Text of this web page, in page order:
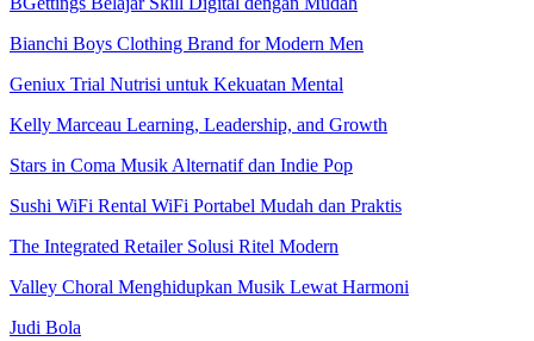
Bianchi Boys Clothing Brand for Modern Men
Geniux Trial Nutrisi untuk Kekuatan Mental
Kelly Marceau Learning, Leadership, and Growth
Stars in Coma Musik Alternatif dan Indie Pop
Sushi WiFi Rental WiFi Portabel Mudah dan Praktis
The Integrated Retailer Solusi Ritel Modern
Valley Choral Menghidupkan Musik Lewat Harmoni
Judi Bola